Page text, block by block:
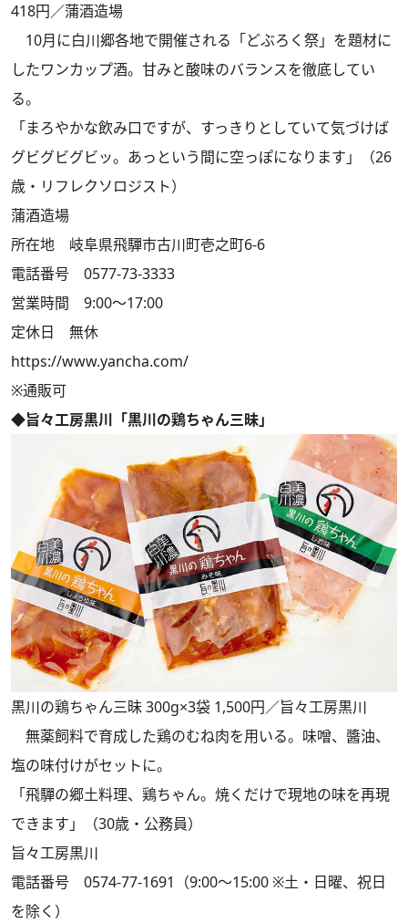
418円／蒲酒造場
10月に白川郷各地で開催される「どぶろく祭」を題材に
したワンカップ酒。甘みと酸味のバランスを徹底してい
る。
「まろやかな飲み口ですが、すっきりとしていて気づけば
グビグビグビッ。あっという間に空っぽになります」（26
歳・リフレクソロジスト）
蒲酒造場
所在地 岐阜県飛驒市古川町壱之町6-6
電話番号 0577-73-3333
営業時間 9:00～17:00
定休日 無休
https://www.yancha.com/
※通販可
◆旨々工房黒川「黒川の鶏ちゃん三昧」
黒川の鶏ちゃん三昧 300g×3袋 1,500円／旨々工房黒川
無薬飼料で育成した鶏のむね肉を用いる。味噌、醬油、
塩の味付けがセットに。
「飛驒の郷土料理、鶏ちゃん。焼くだけで現地の味を再現
できます」（30歳・公務員）
旨々工房黒川
電話番号 0574-77-1691（9:00～15:00 ※土・日曜、祝日
を除く）